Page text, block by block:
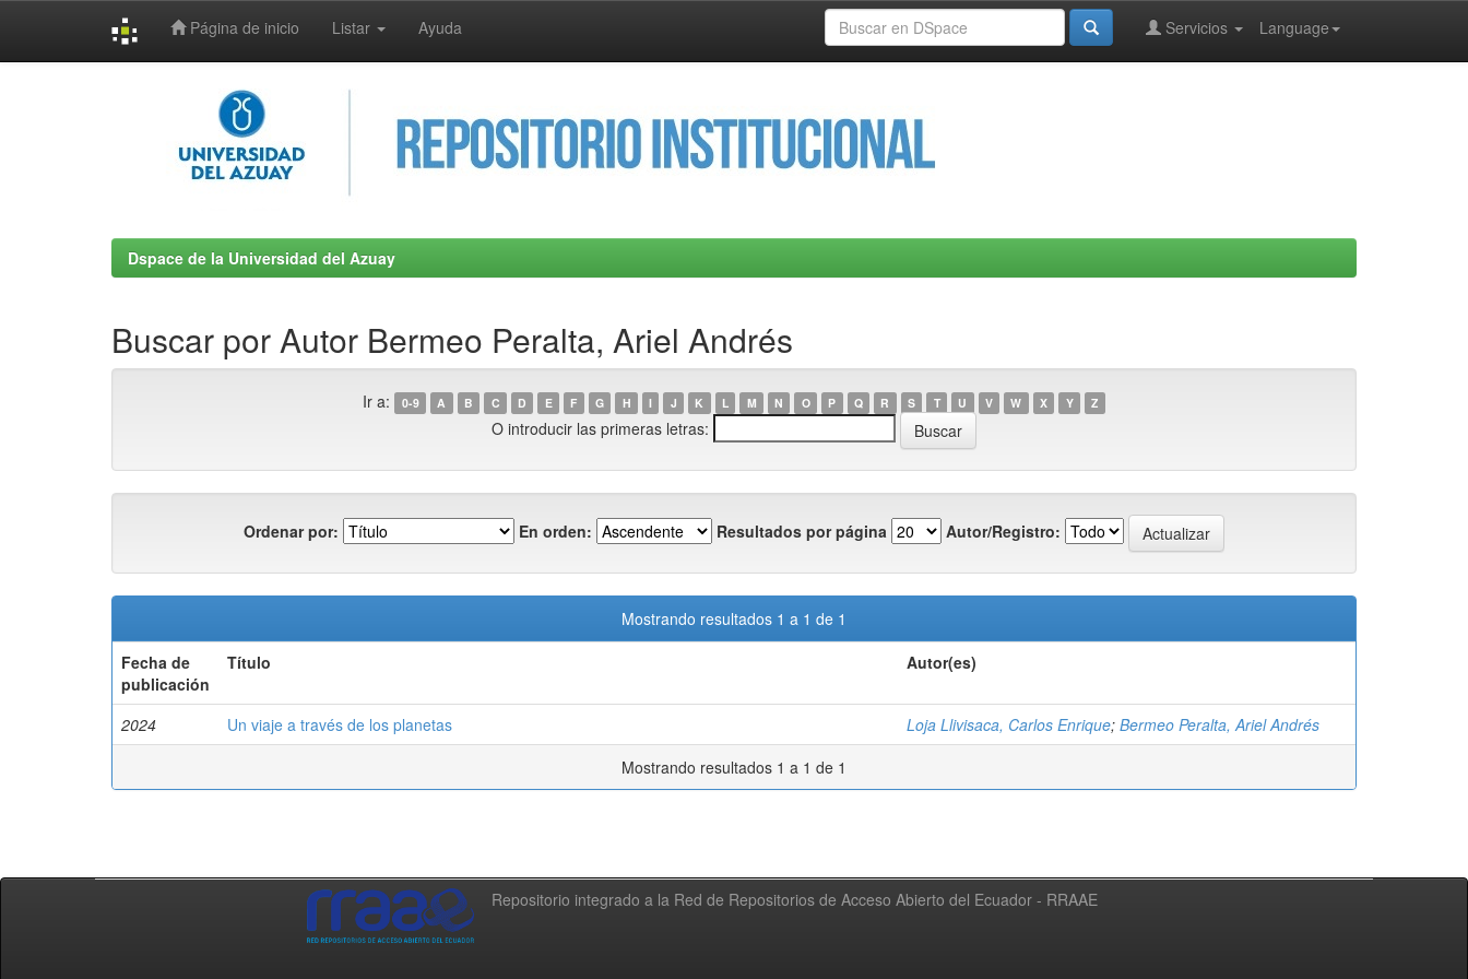
Página de inicio Listar Ayuda Language
Servicios
Dspace de la Universidad del Azuay
Buscar por Autor Bermeo Peralta, Ariel Andrés
Ir a: 0-9 A B C D E F G H I J K L M N O P Q R S T U V W X Y Z
O introducir las primeras letras:
Ordenar por: En orden: Resultados por página Autor/Registro:
Mostrando resultados 1 a 1 de 1
Fecha de
publicación
Título Autor(es)
2024 Un viaje a través de los planetas Loja Llivisaca, Carlos Enrique; Bermeo Peralta, Ariel Andrés
Mostrando resultados 1 a 1 de 1
Repositorio integrado a la Red de Repositorios de Acceso Abierto del Ecuador - RRAAE